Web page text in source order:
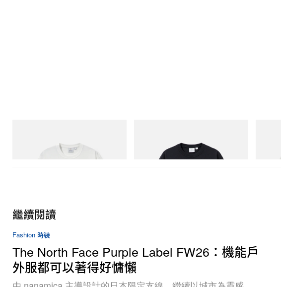
繼續閱讀
Fashion 時裝
The North Face Purple Label FW26：機能戶
外服都可以著得好慵懶